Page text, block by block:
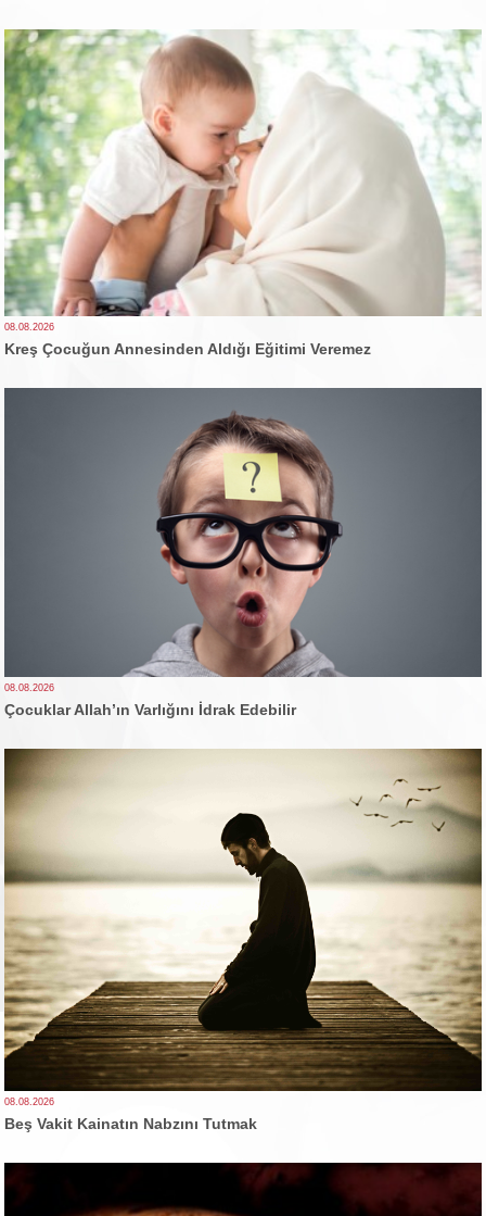
08.08.2026
Kreş Çocuğun Annesinden Aldığı Eğitimi Veremez
08.08.2026
Çocuklar Allah’ın Varlığını İdrak Edebilir
08.08.2026
Beş Vakit Kainatın Nabzını Tutmak